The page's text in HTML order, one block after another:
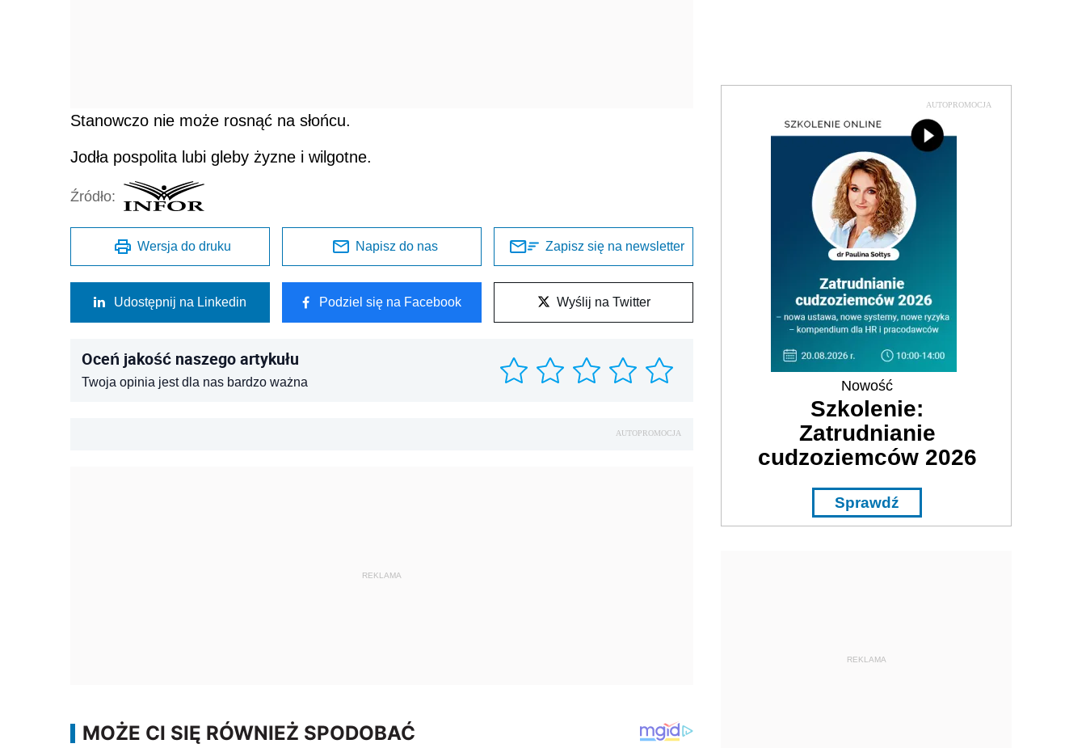
Stanowczo nie może rosnąć na słońcu.
Jodła pospolita lubi gleby żyzne i wilgotne.
Źródło:
Wersja do druku Napisz do nas Zapisz się na newsletter
Udostępnij na Linkedin Podziel się na Facebook Wyślij na Twitter
Oceń jakość naszego artykułu
Twoja opinia jest dla nas bardzo ważna
AUTOPROMOCJA
REKLAMA
AUTOPROMOCJA
Nowość
Szkolenie:
Zatrudnianie
cudzoziemców 2026
Sprawdź
REKLAMA